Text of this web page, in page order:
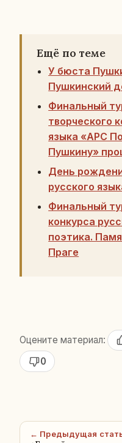
Ещё по теме
У бюста
Пушкинский
Финальный
творческого
языка «АРС
Пушкину»
День
русского
Финальный
конкурса
поэтика.
Праге
Оцените материал:
0
← Предыдущая